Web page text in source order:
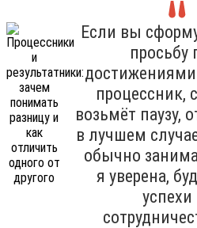
Если вы
просьбу
процессник,
возьмёт паузу,
в лучшем
обычно
я уверена,